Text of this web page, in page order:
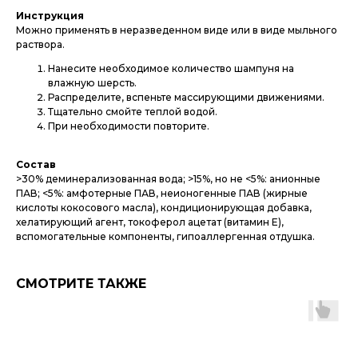
Инструкция
Можно применять в неразведенном виде или в виде мыльного
раствора.
Нанесите необходимое количество шампуня на
влажную шерсть.
Распределите, вспеньте массирующими движениями.
Тщательно смойте теплой водой.
При необходимости повторите.
Состав
>30% деминерализованная вода; >15%, но не <5%: анионные
ПАВ; <5%: амфотерные ПАВ, неионогенные ПАВ (жирные
кислоты кокосового масла), кондиционирующая добавка,
хелатирующий агент, токоферол ацетат (витамин Е),
вспомогательные компоненты, гипоаллергенная отдушка.
СМОТРИТЕ ТАКЖЕ